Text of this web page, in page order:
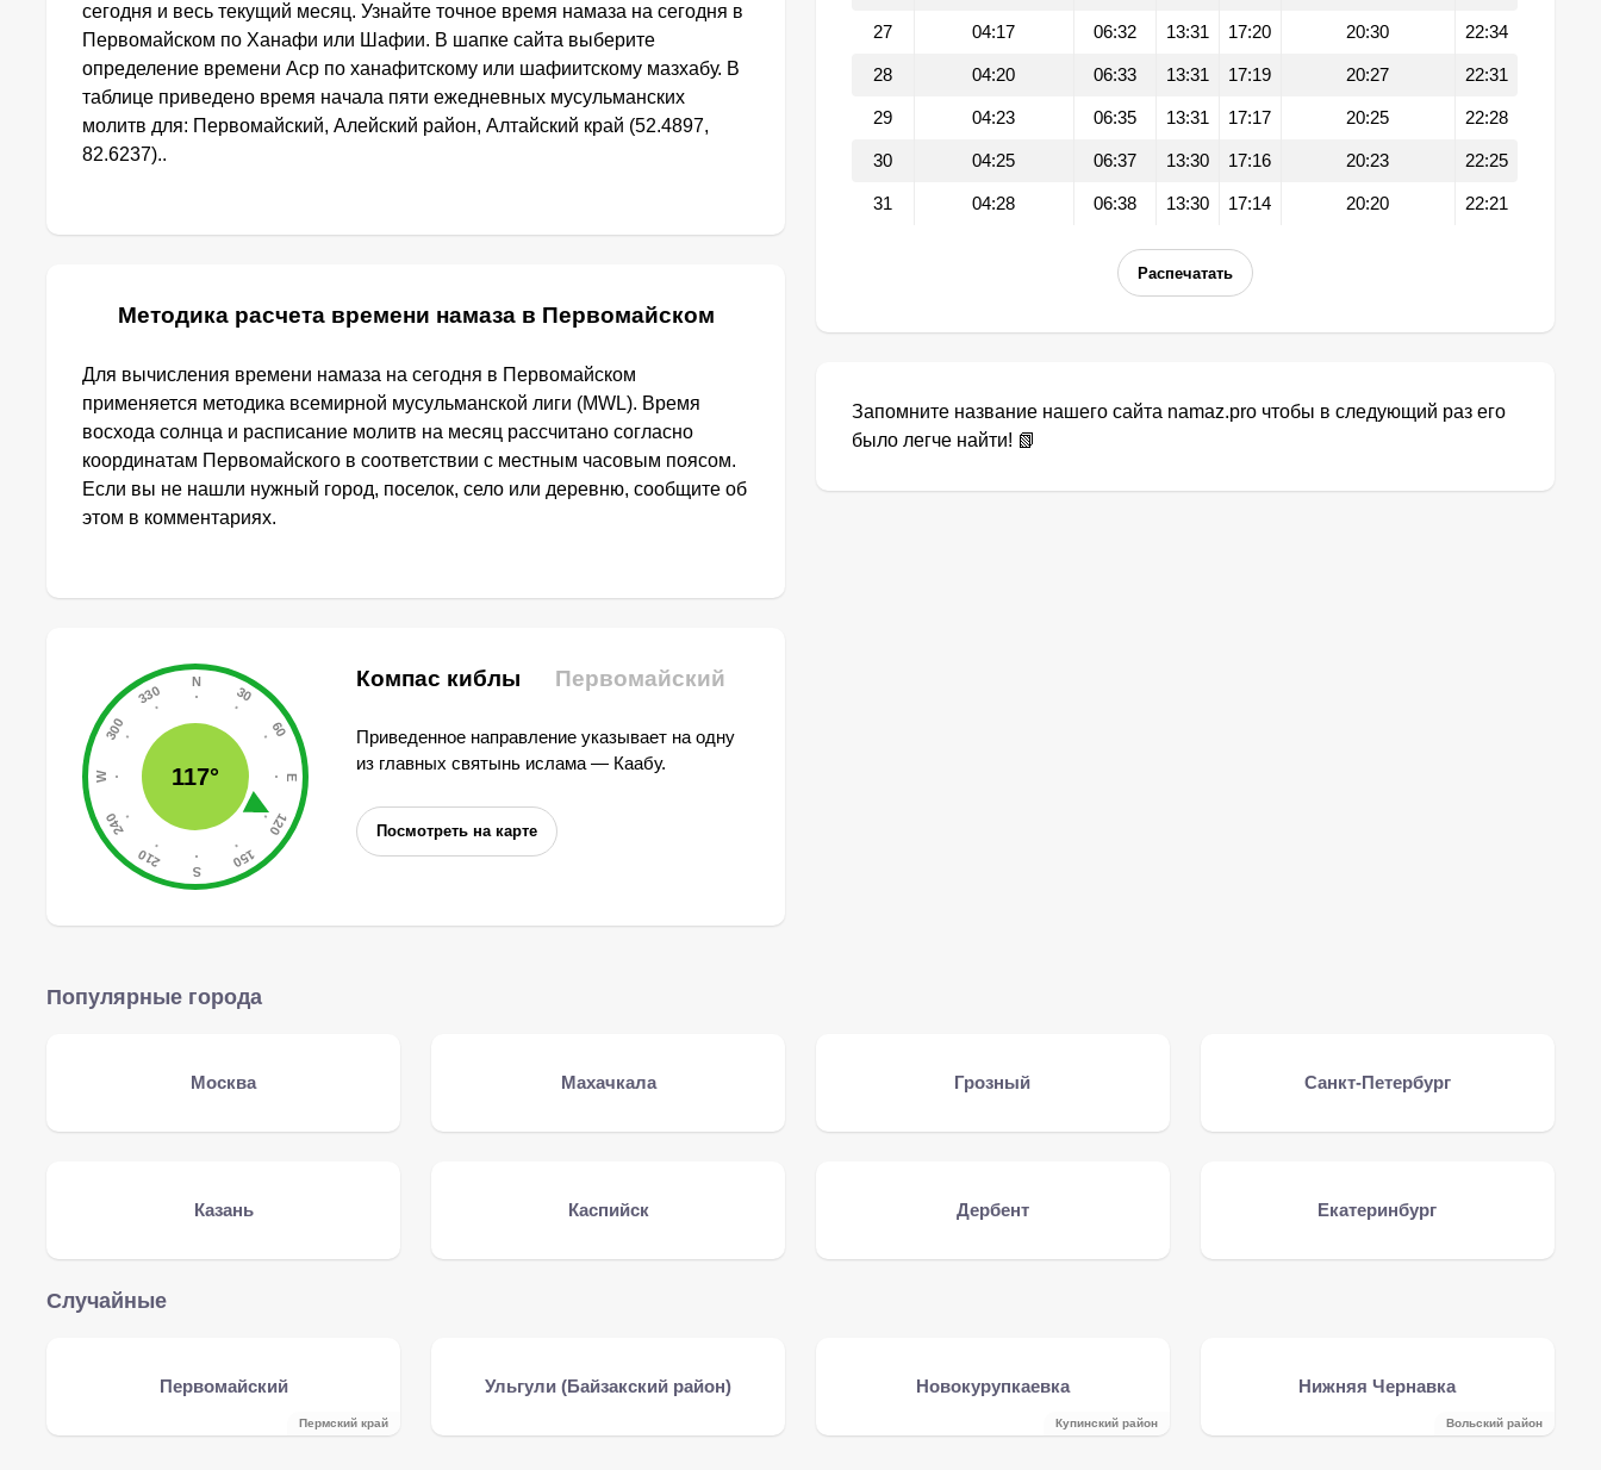
сегодня и весь текущий месяц. Узнайте точное время намаза на сегодня в
Первомайском по Ханафи или Шафии. В шапке сайта выберите
определение времени Аср по ханафитскому или шафиитскому мазхабу. В
таблице приведено время начала пяти ежедневных мусульманских
молитв для: Первомайский, Алейский район, Алтайский край (52.4897,
82.6237)..
Методика расчета времени намаза в Первомайском
Для вычисления времени намаза на сегодня в Первомайском
применяется методика всемирной мусульманской лиги (MWL). Время
восхода солнца и расписание молитв на месяц рассчитано согласно
координатам Первомайского в соответствии с местным часовым поясом.
Если вы не нашли нужный город, поселок, село или деревню, сообщите об
этом в комментариях.
117°
Компас киблы Первомайский
Приведенное направление указывает на одну
из главных святынь ислама — Каабу.
Посмотреть на карте
27 04:17 06:32 13:31 17:20 20:30 22:34
28 04:20 06:33 13:31 17:19 20:27 22:31
29 04:23 06:35 13:31 17:17 20:25 22:28
30 04:25 06:37 13:30 17:16 20:23 22:25
31 04:28 06:38 13:30 17:14 20:20 22:21
Распечатать
Запомните название нашего сайта namaz.pro чтобы в следующий раз его
было легче найти! 📗
Популярные города
Москва Махачкала Грозный Санкт-Петербург
Казань Каспийск Дербент Екатеринбург
Случайные
Первомайский
Пермский край
Ульгули (Байзакский район) Новокурупкаевка
Купинский район
Нижняя Чернавка
Вольский район